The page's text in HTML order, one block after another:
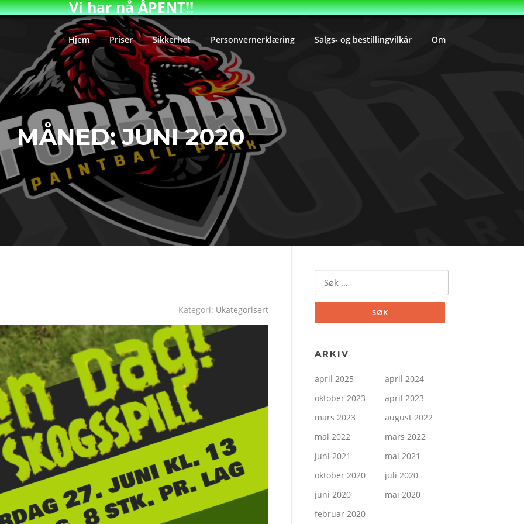
Vi har nå ÅPENT!!
Hjem Priser Sikkerhet Personvernerklæring Salgs- og bestillingvilkår Om
MÅNED:JUNI 2020
Kategori: Ukategorisert
ARKIV
april 2025
april 2024
oktober 2023
april 2023
mars 2023
august 2022
mai 2022
mars 2022
juni 2021
mai 2021
oktober 2020
juli 2020
juni 2020
mai 2020
februar 2020